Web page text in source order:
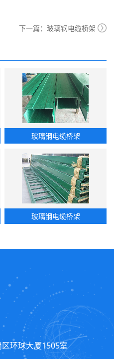
下一篇： 玻璃钢电缆桥架
玻璃钢电缆桥架
玻璃钢电缆桥架
环球大厦1505室